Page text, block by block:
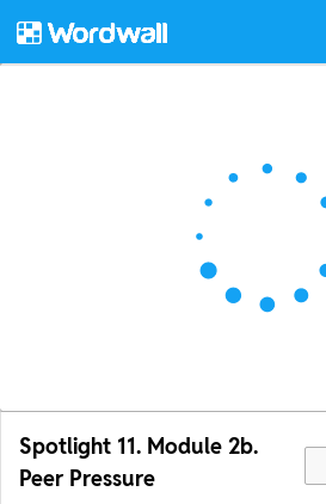
Spotlight 11. Module 2b.
Peer Pressure